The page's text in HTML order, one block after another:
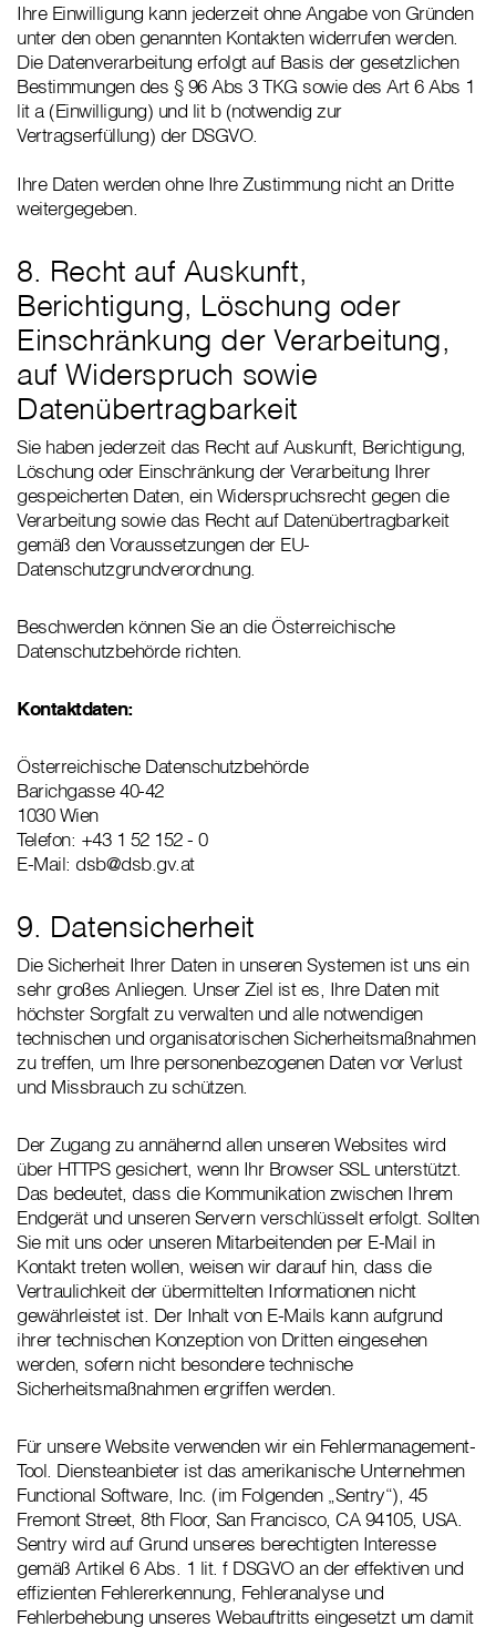
Ihre Einwilligung kann jederzeit ohne Angabe von Gründen
unter den oben genannten Kontakten widerrufen werden.
Die Datenverarbeitung erfolgt auf Basis der gesetzlichen
Bestimmungen des § 96 Abs 3 TKG sowie des Art 6 Abs 1
lit a (Einwilligung) und lit b (notwendig zur
Vertragserfüllung) der DSGVO.
Ihre Daten werden ohne Ihre Zustimmung nicht an Dritte
weitergegeben.
8. Recht auf Auskunft,
Berichtigung, Löschung oder
Einschränkung der Verarbeitung,
auf Widerspruch sowie
Datenübertragbarkeit
Sie haben jederzeit das Recht auf Auskunft, Berichtigung,
Löschung oder Einschränkung der Verarbeitung Ihrer
gespeicherten Daten, ein Widerspruchsrecht gegen die
Verarbeitung sowie das Recht auf Datenübertragbarkeit
gemäß den Voraussetzungen der EU-
Datenschutzgrundverordnung.
Beschwerden können Sie an die Österreichische
Datenschutzbehörde richten.
Kontaktdaten:
Österreichische Datenschutzbehörde
Barichgasse 40-42
1030 Wien
Telefon: +43 1 52 152 - 0
E-Mail: dsb@dsb.gv.at
9. Datensicherheit
Die Sicherheit Ihrer Daten in unseren Systemen ist uns ein
sehr großes Anliegen. Unser Ziel ist es, Ihre Daten mit
höchster Sorgfalt zu verwalten und alle notwendigen
technischen und organisatorischen Sicherheitsmaßnahmen
zu treffen, um Ihre personenbezogenen Daten vor Verlust
und Missbrauch zu schützen.
Der Zugang zu annähernd allen unseren Websites wird
über HTTPS gesichert, wenn Ihr Browser SSL unterstützt.
Das bedeutet, dass die Kommunikation zwischen Ihrem
Endgerät und unseren Servern verschlüsselt erfolgt. Sollten
Sie mit uns oder unseren Mitarbeitenden per E-Mail in
Kontakt treten wollen, weisen wir darauf hin, dass die
Vertraulichkeit der übermittelten Informationen nicht
gewährleistet ist. Der Inhalt von E-Mails kann aufgrund
ihrer technischen Konzeption von Dritten eingesehen
werden, sofern nicht besondere technische
Sicherheitsmaßnahmen ergriffen werden.
Für unsere Website verwenden wir ein Fehlermanagement-
Tool. Diensteanbieter ist das amerikanische Unternehmen
Functional Software, Inc. (im Folgenden „Sentry“), 45
Fremont Street, 8th Floor, San Francisco, CA 94105, USA.
Sentry wird auf Grund unseres berechtigten Interesse
gemäß Artikel 6 Abs. 1 lit. f DSGVO an der effektiven und
effizienten Fehlererkennung, Fehleranalyse und
Fehlerbehebung unseres Webauftritts eingesetzt um damit